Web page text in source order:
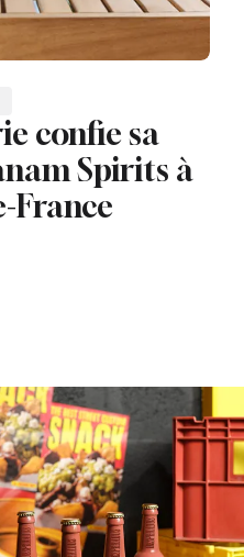
confie sa
Spirits à
France